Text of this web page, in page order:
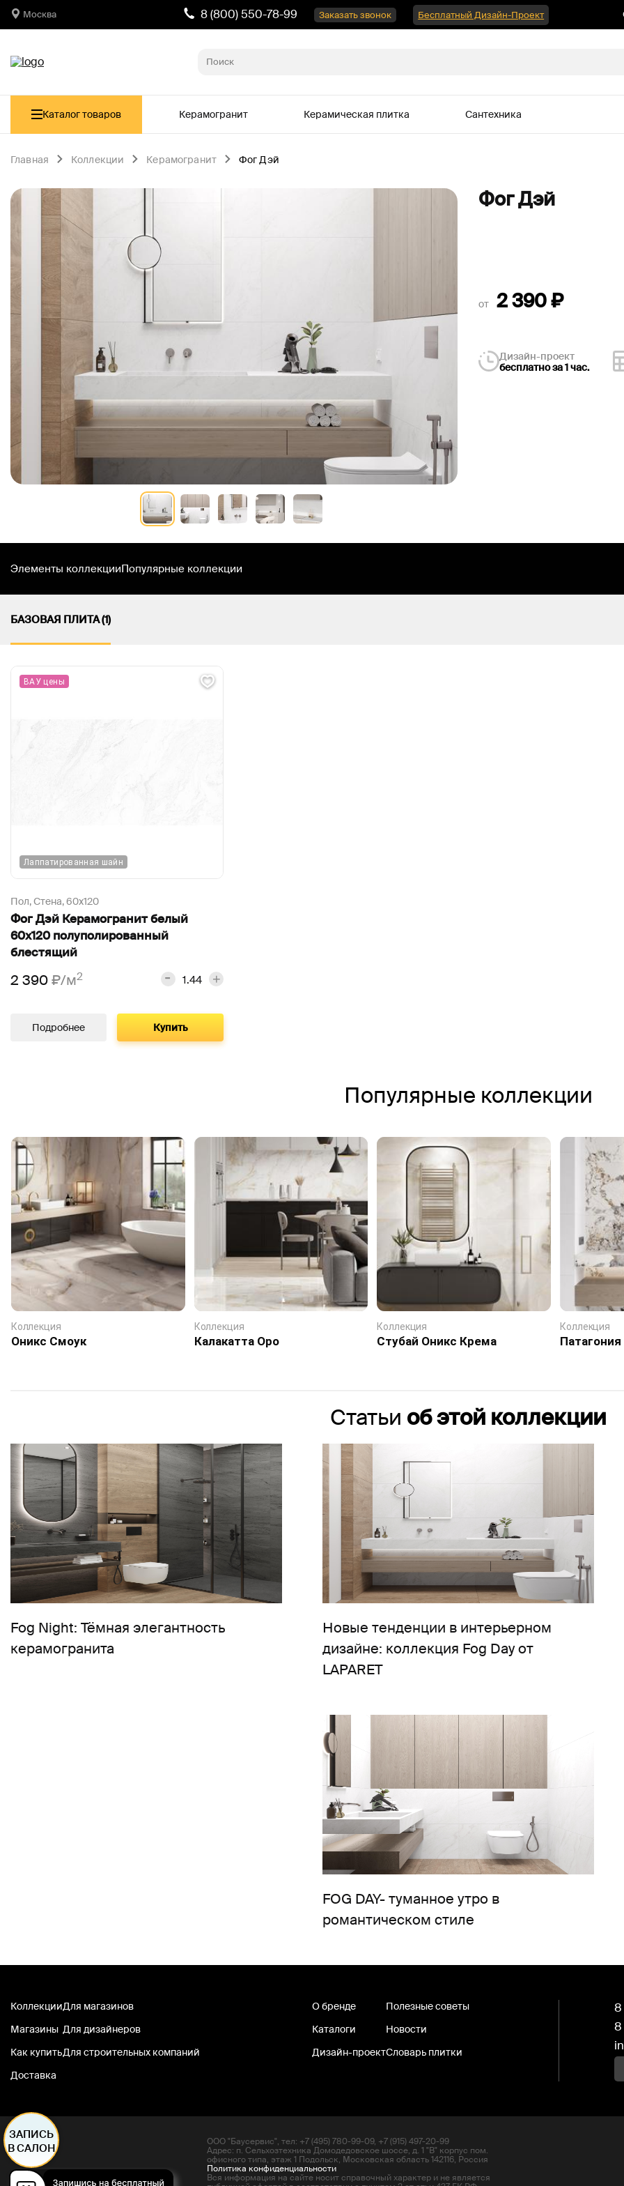
Москва 8 (800) 550-78-99 Заказать звонок Бесплатный Дизайн-Проект
Каталог товаров Керамогранит Керамическая плитка Сантехника
Главная Коллекции Керамогранит Фог Дэй
Фог Дэй
от 2 390₽
Дизайн-проект
бесплатно за 1 час.
Элементы коллекцииПопулярные коллекции
БАЗОВАЯ ПЛИТА (1)
ВАУ цены
Лаппатированная шайн
Пол, Стена,60х120
Фог Дэй Керамогранит белый
60х120 полуполированный
блестящий
2 390₽/м2
Подробнее Купить
Популярные коллекции
Коллекция
Оникс Смоук
Коллекция
Калакатта Оро
Коллекция
Стубай Оникс Крема
Коллекция
Патагония
Статьи об этой коллекции
Fog Night: Тёмная элегантность
керамогранита
Новые тенденции в интерьерном
дизайне: коллекция Fog Day от
LAPARET
FOG DAY- туманное утро в
романтическом стиле
Коллекции
Магазины
Как купить
Доставка
Для магазинов
Для дизайнеров
Для строительных компаний
О бренде
Каталоги
Дизайн-проект
Полезные советы
Новости
Словарь плитки
8
8
ООО "Баусервис", тел: +7 (495) 780-99-09, +7 (915) 497-20-99
Адрес: п. Сельхозтехника Домодедовское шоссе, д. 1 "В" корпус пом.
офисного типа, этаж 1 Подольск, Московская область 142116, Россия
Политика конфиденциальности
Вся информация на сайте носит справочный характер и не является
ЗАПИСЬ
В САЛОН